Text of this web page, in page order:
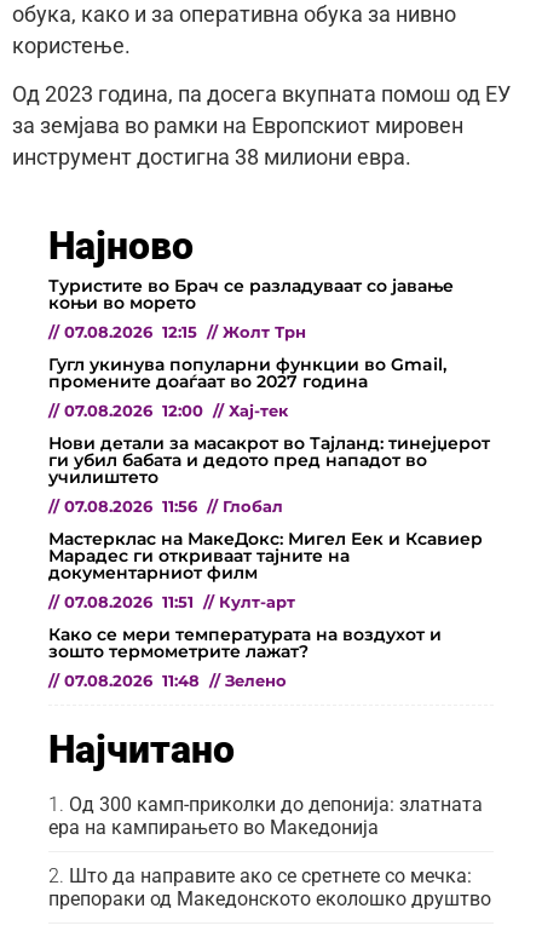
обука, како и за оперативна обука за нивно
користење.
Од 2023 година, па досега вкупната помош од ЕУ
за земјава во рамки на Европскиот мировен
инструмент достигна 38 милиони евра.
Најново
Туристите во Брач се разладуваат со јавање
коњи во морето
// 07.08.2026 12:15 // Жолт Трн
Гугл укинува популарни функции во Gmail,
промените доаѓаат во 2027 година
// 07.08.2026 12:00 // Хај-тек
Нови детали за масакрот во Тајланд: тинејџерот
ги убил бабата и дедото пред нападот во
училиштето
// 07.08.2026 11:56 // Глобал
Мастерклас на МакеДокс: Мигел Еек и Ксавиер
Марадес ги откриваат тајните на
документарниот филм
// 07.08.2026 11:51 // Култ-арт
Како се мери температурата на воздухот и
зошто термометрите лажат?
// 07.08.2026 11:48 // Зелено
Најчитано
Од 300 камп-приколки до депонија: златната
ера на кампирањето во Македонија
Што да направите ако се сретнете со мечка:
препораки од Македонското еколошко друштво